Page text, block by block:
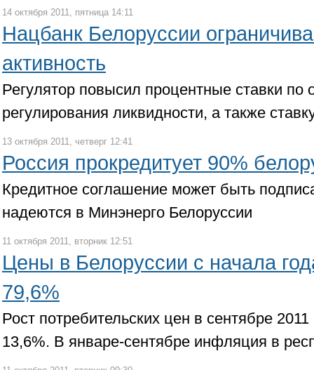
14 октября 2011, пятница 14:11
Нацбанк Белоруссии
активность
Регулятор повысил процентные ставки по
регулирования ликвидности, а также
13 октября 2011, четверг 12:41
Россия прокредитует 90%
Кредитное соглашение может быть
надеются в Минэнерго Белоруссии
11 октября 2011, вторник 12:51
Цены в Белоруссии с начала
79,6%
Рост потребительских цен в сентябре 2011
13,6%. В январе-сентябре инфляция в